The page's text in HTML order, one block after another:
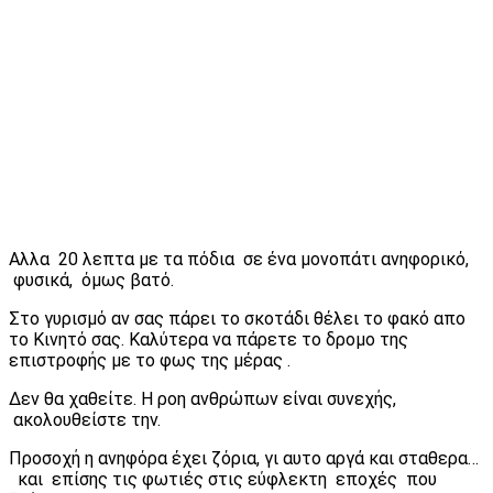
Αλλα 20 λεπτα με τα πόδια σε ένα μονοπάτι ανηφορικό,
φυσικά, όμως βατό.
Στο γυρισμό αν σας πάρει το σκοτάδι θέλει το φακό απο
το Κινητό σας. Καλύτερα να πάρετε το δρομο της
επιστροφής με το φως της μέρας .
Δεν θα χαθείτε. Η ροη ανθρώπων είναι συνεχής,
ακολουθείστε την.
Προσοχή η ανηφόρα έχει ζόρια, γι αυτο αργά και σταθερα…
και επίσης τις φωτιές στις εύφλεκτη εποχές που